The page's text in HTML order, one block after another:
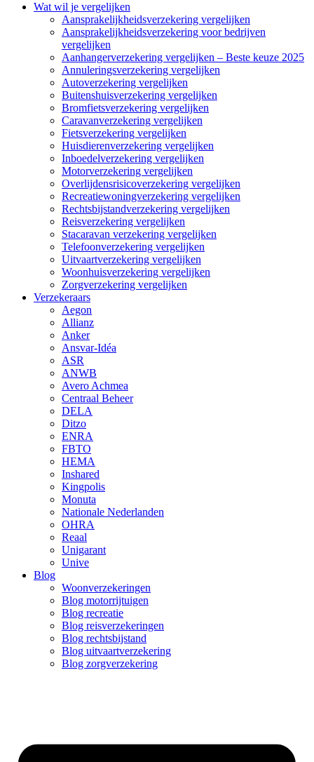
Wat wil je vergelijken
Aansprakelijkheidsverzekering vergelijken
Aansprakelijkheidsverzekering voor bedrijven
vergelijken
Aanhangerverzekering vergelijken – Beste keuze 2025
Annuleringsverzekering vergelijken
Autoverzekering vergelijken
Buitenshuisverzekering vergelijken
Bromfietsverzekering vergelijken
Caravanverzekering vergelijken
Fietsverzekering vergelijken
Huisdierenverzekering vergelijken
Inboedelverzekering vergelijken
Motorverzekering vergelijken
Overlijdensrisicoverzekering vergelijken
Recreatiewoningverzekering vergelijken
Rechtsbijstandverzekering vergelijken
Reisverzekering vergelijken
Stacaravan verzekering vergelijken
Telefoonverzekering vergelijken
Uitvaartverzekering vergelijken
Woonhuisverzekering vergelijken
Zorgverzekering vergelijken
Verzekeraars
Aegon
Allianz
Anker
Ansvar-Idéa
ASR
ANWB
Avero Achmea
Centraal Beheer
DELA
Ditzo
ENRA
FBTO
HEMA
Inshared
Kingpolis
Monuta
Nationale Nederlanden
OHRA
Reaal
Unigarant
Unive
Blog
Woonverzekeringen
Blog motorrijtuigen
Blog recreatie
Blog reisverzekeringen
Blog rechtsbijstand
Blog uitvaartverzekering
Blog zorgverzekering